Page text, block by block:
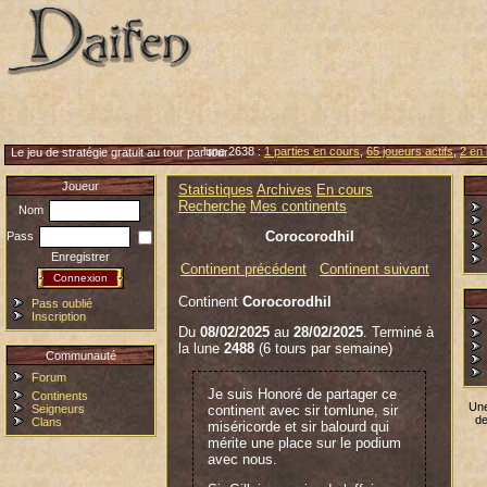
Le jeu de stratégie gratuit au tour par tourlune 2638 :1 parties en cours ,65 joueurs actifs,2 en
Joueur
Nom
Pass
Enregistrer
Pass oublié
Inscription
Communauté
Forum
Continents
Seigneurs
Clans
Statistiques Archives En cours
Recherche Mes continents
Corocorodhil
Continent précédent
Continent suivant
Continent Corocorodhil
Du 08/02/2025 au 28/02/2025. Terminé à
la lune 2488 (6 tours par semaine)
Je suis Honoré de partager ce
continent avec sir tomlune, sir
miséricorde et sir balourd qui
mérite une place sur le podium
avec nous.